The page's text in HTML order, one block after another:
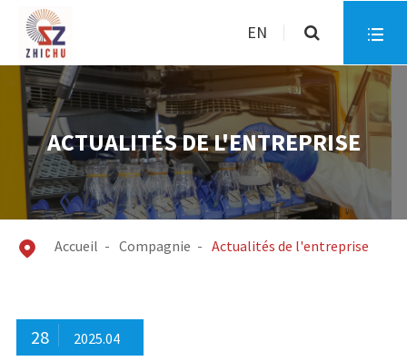
EN 
ACTUALITÉS DE L'ENTREPRISE
 Accueil Compagnie Actualités de l'entreprise
28 2025.04